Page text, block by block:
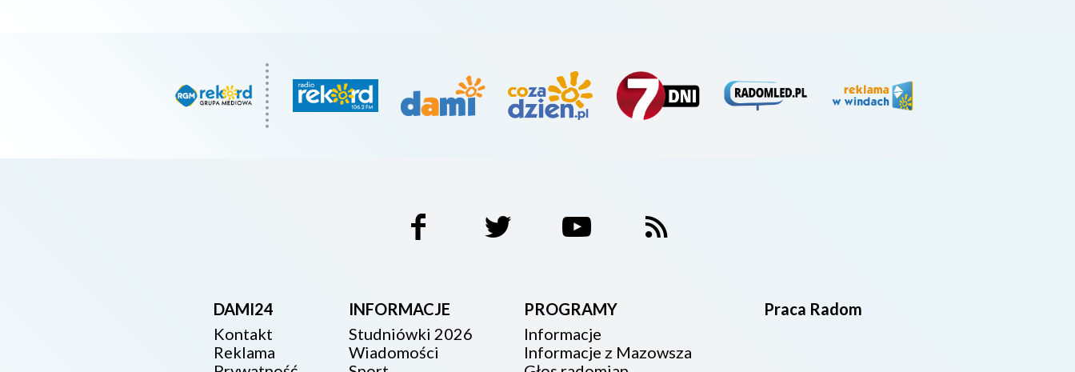
DAMI24
Kontakt
Reklama
INFORMACJE
Studniówki 2026
Wiadomości
PROGRAMY
Informacje
Informacje z Mazowsza
Praca Radom